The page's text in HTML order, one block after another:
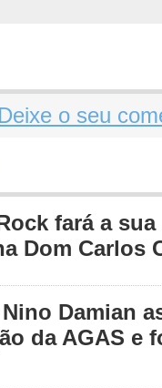
Deixe o seu
fará a
Dom Carlos
Damian
da AGAS e